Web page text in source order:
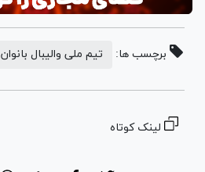
برچسب ها: تیم ملی والیبال بانوان
لینک کوتاه